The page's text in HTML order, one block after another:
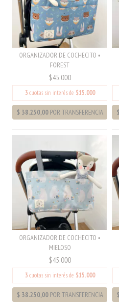
ORGANIZADOR DE COCHECITO •
FOREST
$45.000
3cuotas sin interés de $15.000
ORGANIZADOR DE COCHECITO •
MIELOSO
$45.000
3cuotas sin interés de $15.000